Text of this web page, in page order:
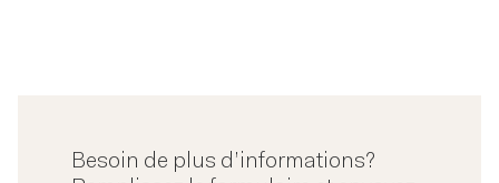
Besoin de plus d’informations?